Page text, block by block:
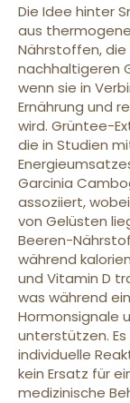
Die Idee hinter
aus
Nährstoffen, die
nachhaltigeren
wenn sie in
Ernährung und
wird. Grüntee-
die in Studien
Garcinia
assoziiert,
von Gelüsten
Beeren-
während
und Vitamin D
was während
Hormonsignale
unterstützen.
individuelle
kein Ersatz für
medizinische